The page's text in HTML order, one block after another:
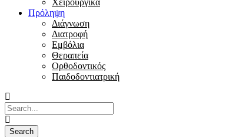
Χειρουργικά
Πρόληψη
Διάγνωση
Διατροφή
Εμβόλια
Θεραπεία
Ορθοδοντικός
Παιδοδοντιατρική